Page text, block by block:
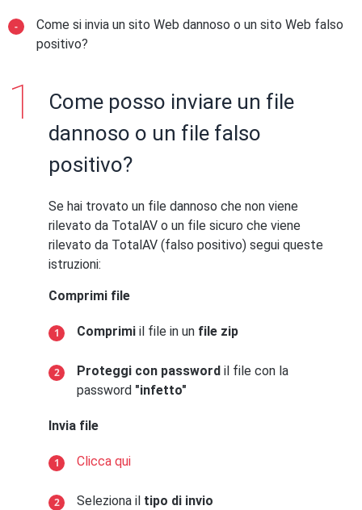
Come si invia un sito Web dannoso o un sito Web falso
positivo?
Come posso inviare un file
dannoso o un file falso
positivo?
Se hai trovato un file dannoso che non viene
rilevato da TotalAV o un file sicuro che viene
rilevato da TotalAV (falso positivo) segui queste
istruzioni:
Comprimi file
Comprimi il file in un file zip
Proteggi con password il file con la
password "infetto"
Invia file
Clicca qui
Seleziona il tipo di invio